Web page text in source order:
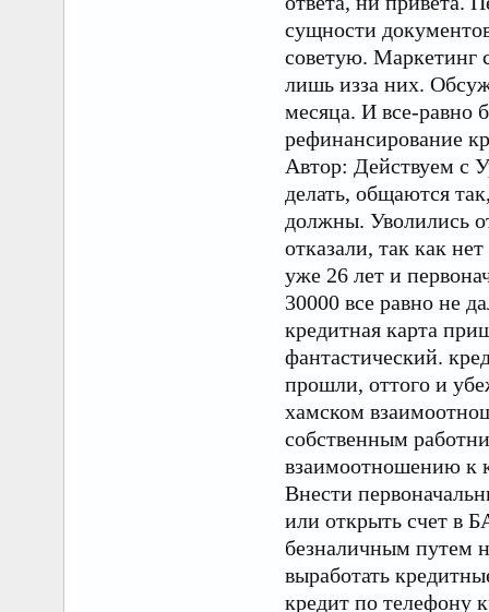
сущности
советую. Маркетинг
лишь изза них.
месяца. И все-равно
рефинансирование
Автор: Действуем с
делать, общаются
должны. Уволились
отказали, так как
уже 26 лет и
30000 все равно не
кредитная карта
фантастический.
прошли, оттого и
хамском
собственным
взаимоотношению к
Внести
или открыть счет в
безналичным путем
выработать
кредит по телефону